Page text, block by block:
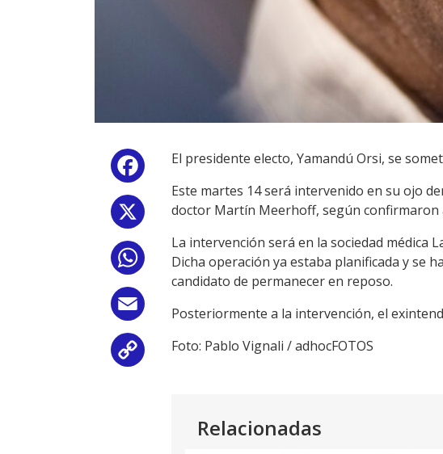
Facebook
WhatsApp
Email
Copy
El presidente electo, Yamandú Orsi, se
Este martes 14 será intervenido en su ojo
doctor Martín Meerhoff, según confirmaron
La intervención será en la sociedad médica
Dicha operación ya estaba planificada y se
candidato de permanecer en reposo.
Posteriormente a la intervención, el
Foto: Pablo Vignali / adhocFOTOS
Relacionadas